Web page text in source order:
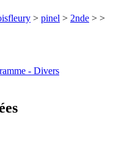
> pinel > 2nde > >
- Divers